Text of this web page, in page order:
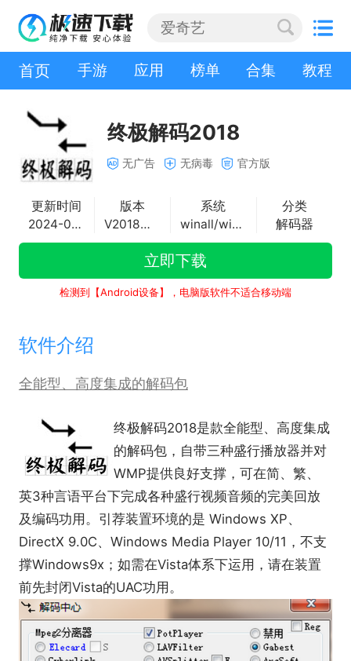
首页 手游 应用 榜单 合集 教程
终极解码2018
无广告 无病毒 官方版
更新时间
2024-04-01
版本
V2018春节版
系统
winall/win7/win10/win11
分类
解码器
立即下载
检测到【Android设备】，电脑版软件不适合移动端
软件介绍
全能型、高度集成的解码包
终极解码2018是款全能型、高度集成
的解码包，自带三种盛行播放器并对
WMP提供良好支撑，可在简、繁、
英3种言语平台下完成各种盛行视频音频的完美回放
及编码功用。引荐装置环境的是 Windows XP、
DirectX 9.0C、Windows Media Player 10/11，不支
撑Windows9x；如需在Vista体系下运用，请在装置
前先封闭Vista的UAC功用。